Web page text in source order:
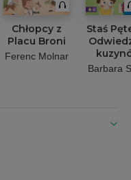
Chłopcy z
Placu Broni
Ferenc Molnar
Staś
Barbara